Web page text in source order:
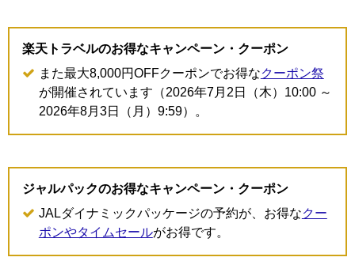
楽天トラベルのお得なキャンペーン・クーポン
また最大8,000円OFFクーポンでお得なクーポン祭
が開催されています（2026年7月2日（木）10:00 ～
2026年8月3日（月）9:59）。
ジャルパックのお得なキャンペーン・クーポン
JALダイナミックパッケージの予約が、お得なクー
ポンやタイムセールがお得です。